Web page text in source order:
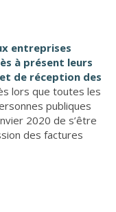
entreprises
à présent leurs
de réception des
lors que toutes les
publiques
2020 de s’être
des factures